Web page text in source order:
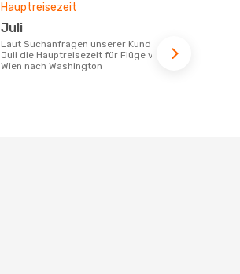
Hauptreisezeit
Juli
Laut Suchanfragen unserer Kunden ist
Juli die Hauptreisezeit für Flüge von
Wien nach Washington